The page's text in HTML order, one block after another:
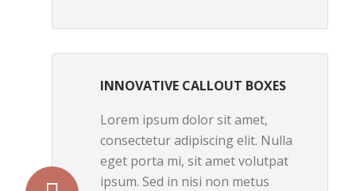
INNOVATIVE CALLOUT BOXES
Lorem ipsum dolor sit amet,
consectetur adipiscing elit. Nulla
eget porta mi, sit amet volutpat
ipsum. Sed in nisi non metus